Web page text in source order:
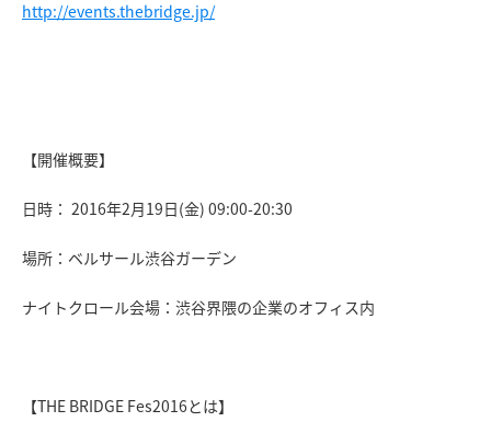
http://events.thebridge.jp/
【開催概要】
日時： 2016年2月19日(金) 09:00-20:30
場所：ベルサール渋谷ガーデン
ナイトクロール会場：渋谷界隈の企業のオフィス内
【THE BRIDGE Fes2016とは】